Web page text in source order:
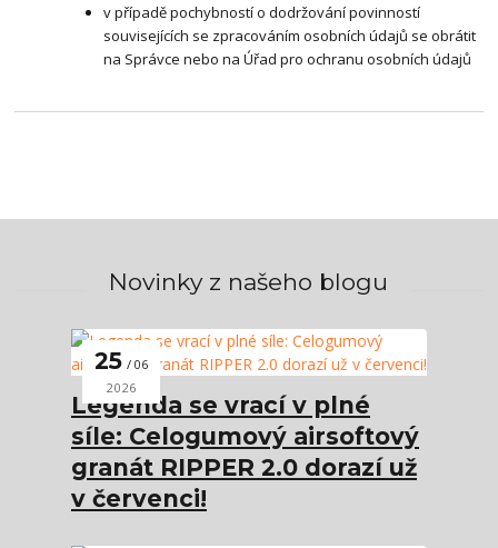
v případě pochybností o dodržování povinností
souvisejících se zpracováním osobních údajů se obrátit
na Správce nebo na Úřad pro ochranu osobních údajů
Novinky z našeho blogu
25 06
2026
Legenda se vrací v plné
síle: Celogumový airsoftový
granát RIPPER 2.0 dorazí už
v červenci!